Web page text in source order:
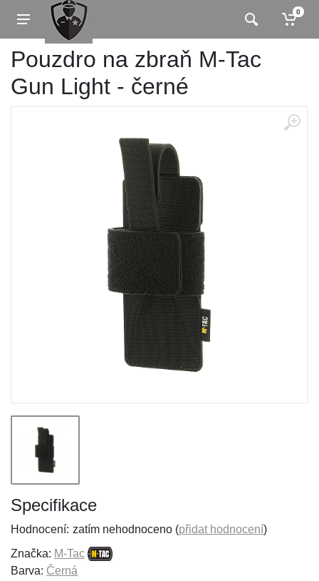
0
Pouzdro na zbraň M-Tac
Gun Light - černé
Specifikace
Hodnocení: zatím nehodnoceno (přidat hodnocení)
Značka: M-Tac
Barva: Černá